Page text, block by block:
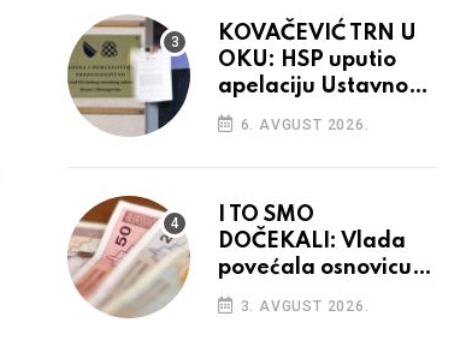
KOVAČEVIĆ TRN U
OKU: HSP uputio
apelaciju Ustavnom
sudu BiH
6. AVGUST 2026.
I TO SMO
DOČEKALI: Vlada
povećala osnovicu
za obračun plaća
budžetskim
3. AVGUST 2026.